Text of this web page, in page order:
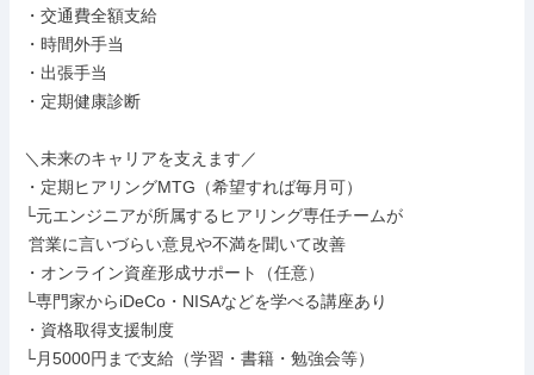
・交通費全額支給
・時間外手当
・出張手当
・定期健康診断
＼未来のキャリアを支えます／
・定期ヒアリングMTG（希望すれば毎月可）
└元エンジニアが所属するヒアリング専任チームが
・オンライン資産形成サポート（任意）
└専門家からiDeCo・NISAなどを学べる講座あり
・資格取得支援制度
└月5000円まで支給（学習・書籍・勉強会等）